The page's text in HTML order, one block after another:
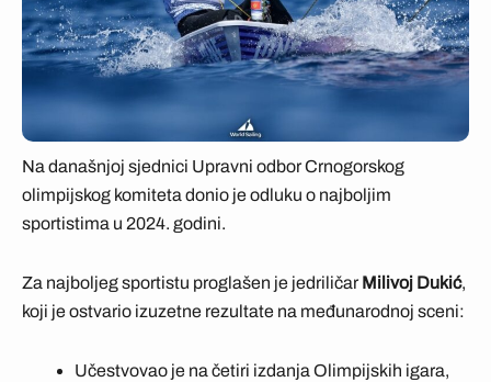
Na današnjoj sjednici Upravni odbor Crnogorskog
olimpijskog komiteta donio je odluku o najboljim
sportistima u 2024. godini.
Za najboljeg sportistu proglašen je jedriličar Milivoj Dukić,
koji je ostvario izuzetne rezultate na međunarodnoj sceni:
Učestvovao je na četiri izdanja Olimpijskih igara,